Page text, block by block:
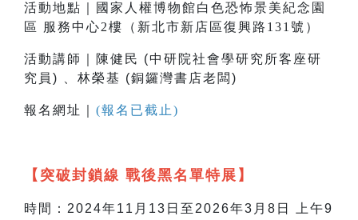
活動地點｜國家人權博物館白色恐怖景美紀念園
區 服務中心2樓（新北市新店區復興路131號）
活動講師｜ 陳健民 (中研院社會學研究所客座研
究員)
林榮基 (銅鑼灣書店老闆 )
報名網址｜ (報名已截止)
【突破封鎖線 戰後黑名單特展】
時間：2024年11月13日至2026年3月8日 上午9